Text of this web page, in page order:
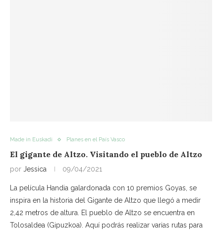
Made in Euskadi Planes en el País Vasco
El gigante de Altzo. Visitando el pueblo de Altzo
por Jessica 09/04/2021
La película Handia galardonada con 10 premios Goyas, se
inspira en la historia del Gigante de Altzo que llegó a medir
2,42 metros de altura. El pueblo de Altzo se encuentra en
Tolosaldea (Gipuzkoa). Aquí podrás realizar varias rutas para